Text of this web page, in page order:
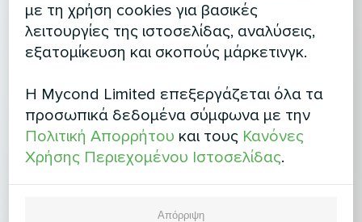
με τη χρήση cookies για βασικές
λειτουργίες της ιστοσελίδας, αναλύσεις,
εξατομίκευση και σκοπούς μάρκετινγκ.
Η Mycond Limited επεξεργάζεται όλα τα
προσωπικά δεδομένα σύμφωνα με την
Πολιτική Απορρήτου και τους Κανόνες
Χρήσης Περιεχομένου Ιστοσελίδας.
Απόρριψη